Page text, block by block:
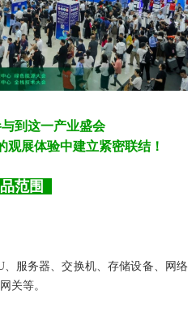
到这一产业盛会
观展体验中建立紧密联结！
品范围
、服务器、交换机、存储设备、网络
关等。